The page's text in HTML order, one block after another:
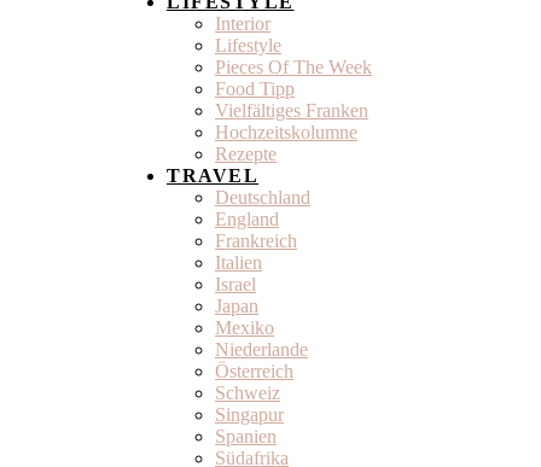
Interior
Lifestyle
Pieces Of The Week
Food Tipp
Vielfältiges Franken
Hochzeitskolumne
Rezepte
TRAVEL
Deutschland
England
Frankreich
Italien
Israel
Japan
Mexiko
Niederlande
Österreich
Schweiz
Singapur
Spanien
Südafrika